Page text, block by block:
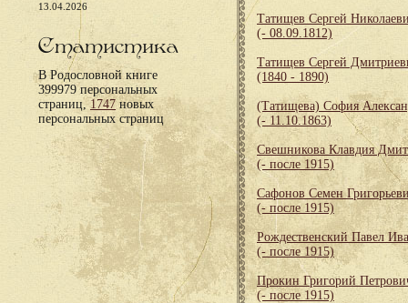
13.04.2026
Статистика
В Родословной книге
399979 персональных
страниц, 1747 новых
персональных страниц
Татищев Сергей
(- 08.09.1812)
Татищев Сергей
(1840 - 1890)
(Татищева) София
(- 11.10.1863)
Свешникова Клавдия
(- после 1915)
Сафонов Семен
(- после 1915)
Рождественский Павел
(- после 1915)
Прокин Григорий
(- после 1915)